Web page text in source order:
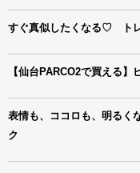
すぐ真似したくなる♡ ト
【仙台PARCO2で買える
表情も、ココロも、明るく
ク